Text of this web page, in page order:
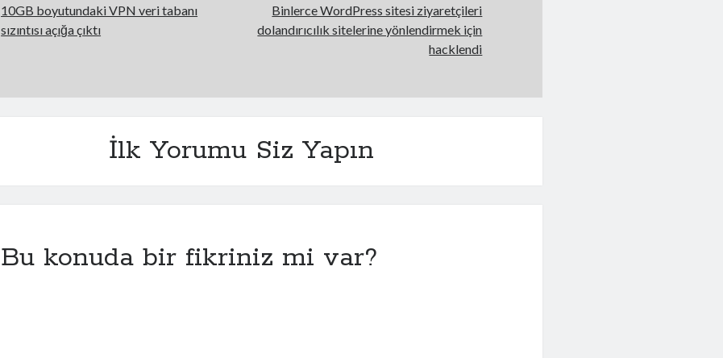
10GB boyutundaki VPN veri tabanı
sızıntısı açığa çıktı
Binlerce WordPress sitesi ziyaretçileri
dolandırıcılık sitelerine yönlendirmek için
hacklendi
İlk Yorumu Siz Yapın
Bu konuda bir fikriniz mi var?